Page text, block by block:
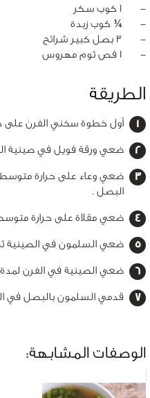
‏-
1 كوب سكر
‏-
¼ كوب زبدة
‏-
3 بصل كبير شرائح
‏-
1 فص ثوم مهروس
الطريقة
أول خطوة سخني الفرن على درجة حرارة
ضعي ورقة فويل في صينية
ضعي وعاء على حرارة
البصل .
ضعي مقلاة على حرارة
ضعي السلمون في الصينية
ضعي الصينية في الفرن لمدة من 20-25
قدمي السلمون بالبصل في
الوصفات المشابهة: